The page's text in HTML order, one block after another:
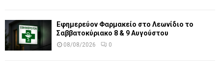
Εφημερεύον Φαρμακείο στο Λεωνίδιο το
Σαββατοκύριακο 8 & 9 Αυγούστου
08/08/2026 0